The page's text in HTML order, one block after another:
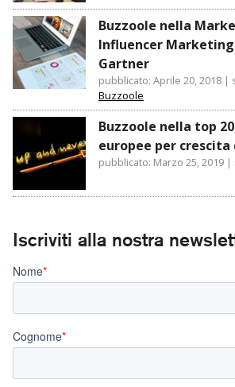
Buzzoole nella
Influencer
Gartner
pubblicato: Aprile 20, 2018 |
Buzzoole
Buzzoole nella top
europee per
pubblicato: Marzo 25, 2019 |
Iscriviti alla nostra